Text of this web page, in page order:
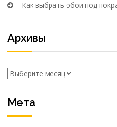
Как выбрать обои под
Архивы
Архивы
Мета